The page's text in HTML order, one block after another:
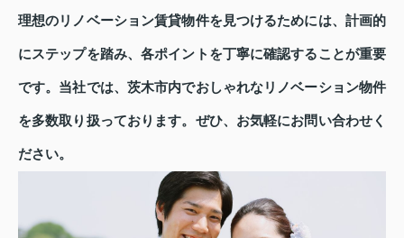
理想のリノベーション賃貸物件を見つけるためには、計画的
にステップを踏み、各ポイントを丁寧に確認することが重要
です。当社では、茨木市内でおしゃれなリノベーション物件
を多数取り扱っております。ぜひ、お気軽にお問い合わせく
ださい。